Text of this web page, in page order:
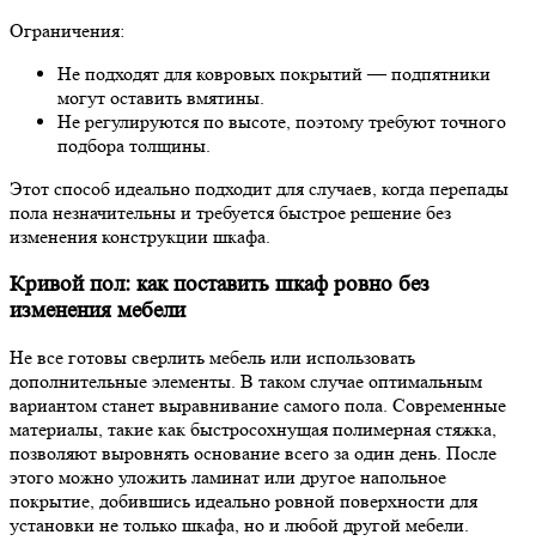
Ограничения:
Не подходят для ковровых покрытий — подпятники
могут оставить вмятины.
Не регулируются по высоте, поэтому требуют точного
подбора толщины.
Этот способ идеально подходит для случаев, когда перепады
пола незначительны и требуется быстрое решение без
изменения конструкции шкафа.
Кривой пол: как поставить шкаф ровно без
изменения мебели
Не все готовы сверлить мебель или использовать
дополнительные элементы. В таком случае оптимальным
вариантом станет выравнивание самого пола. Современные
материалы, такие как быстросохнущая полимерная стяжка,
позволяют выровнять основание всего за один день. После
этого можно уложить ламинат или другое напольное
покрытие, добившись идеально ровной поверхности для
установки не только шкафа, но и любой другой мебели.